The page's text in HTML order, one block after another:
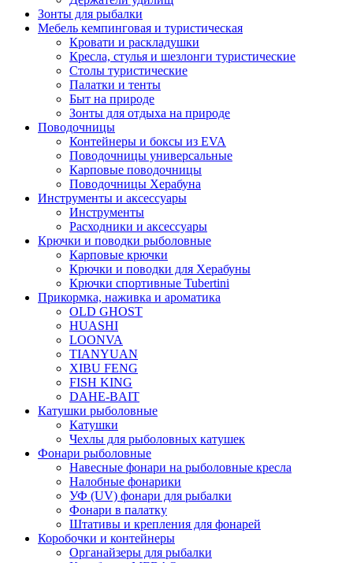
Зонты для рыбалки
Мебель кемпинговая и туристическая
Кровати и раскладушки
Кресла, стулья и шезлонги туристические
Столы туристические
Палатки и тенты
Быт на природе
Зонты для отдыха на природе
Поводочницы
Контейнеры и боксы из EVA
Поводочницы универсальные
Карповые поводочницы
Поводочницы Херабуна
Инструменты и аксессуары
Инструменты
Расходники и аксессуары
Крючки и поводки рыболовные
Карповые крючки
Крючки и поводки для Херабуны
Крючки спортивные Tubertini
Прикормка, наживка и ароматика
OLD GHOST
HUASHI
LOONVA
TIANYUAN
XIBU FENG
FISH KING
DAHE-BAIT
Катушки рыболовные
Катушки
Чехлы для рыболовных катушек
Фонари рыболовные
Навесные фонари на рыболовные кресла
Налобные фонарики
УФ (UV) фонари для рыбалки
Фонари в палатку
Штативы и крепления для фонарей
Коробочки и контейнеры
Органайзеры для рыбалки